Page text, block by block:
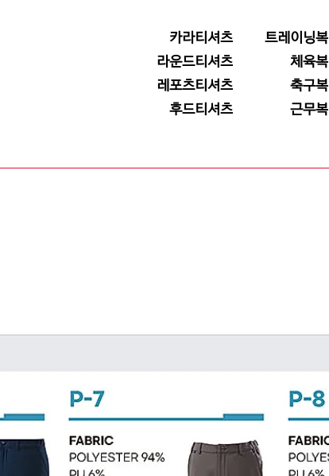
카라티셔츠 트레이닝복
라운드티셔츠
체육복
레포츠티셔츠
축구복
후드티셔츠
근무복